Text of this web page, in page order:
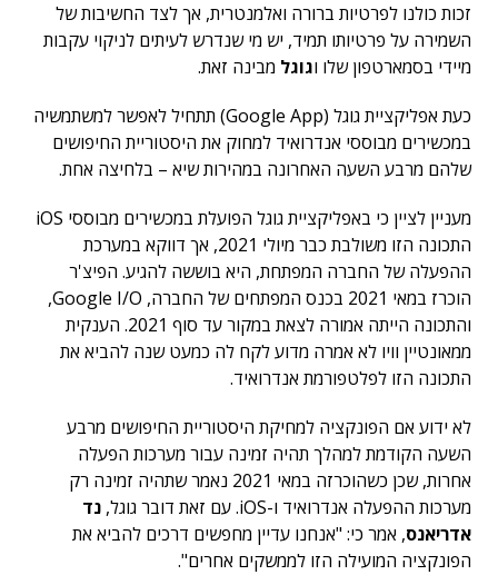
זכות כולנו לפרטיות ברורה ואלמנטרית, אך לצד החשיבות של
השמירה על פרטיותו תמיד, יש מי שנדרש לעיתים לניקוי עקבות
מיידי בסמארטפון שלו וגוגל מבינה זאת.
כעת אפליקציית גוגל (Google App) תתחיל לאפשר למשתמשיה
במכשירים מבוססי אנדרואיד למחוק את היסטוריית החיפושים
שלהם מרבע השעה האחרונה במהירות שיא – בלחיצה אחת.
מעניין לציין כי באפליקציית גוגל הפועלת במכשירים מבוססי iOS
התכונה הזו משולבת כבר מיולי 2021, אך דווקא במערכת
ההפעלה של החברה המפתחת, היא בוששה להגיע. הפיצ'ר
הוכרז במאי 2021 בכנס המפתחים של החברה, Google I/O,
והתכונה הייתה אמורה לצאת במקור עד סוף 2021. הענקית
ממאונטיין וויו לא אמרה מדוע לקח לה כמעט שנה להביא את
התכונה הזו לפלטפורמת אנדרואיד.
לא ידוע אם הפונקציה למחיקת היסטוריית החיפושים מרבע
השעה הקודמת למהלך תהיה זמינה עבור מערכות הפעלה
אחרות, שכן כשהוכרזה במאי 2021 נאמר שתהיה זמינה רק
מערכות ההפעלה אנדרואיד ו-iOS. עם זאת דובר גוגל,
נד
אדריאנס, אמר כי: "אנחנו עדיין מחפשים דרכים להביא את
הפונקציה המועילה הזו לממשקים אחרים".